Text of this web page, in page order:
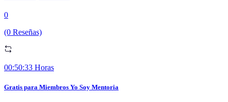
0
(0 Reseñas)
00:50:33 Horas
Gratis para Miembros Yo Soy Mentoria